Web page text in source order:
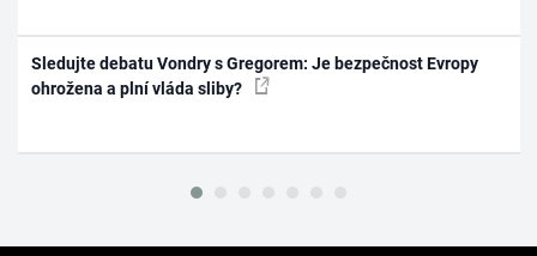
Sledujte debatu Vondry s Gregorem: Je bezpečnost Evropy
ohrožena a plní vláda sliby?